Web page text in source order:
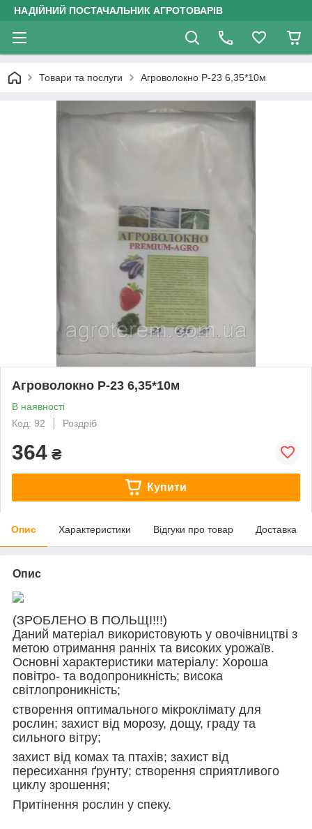
НАДІЙНИЙ ПОСТАЧАЛЬНИК АГРОТОВАРІВ
Товари та послуги Агроволокно P-23 6,35*10м
Агроволокно P-23 6,35*10м
В наявності
Код: 92
Роздріб
364 ₴
Купити
Опис Характеристики Відгуки про товар Доставка
Опис
(ЗРОБЛЕНО В ПОЛЬЩІ!!!)
Даний матеріал використовують у овочівництві з
метою отримання ранніх та високих урожаїв.
Основні характеристики матеріалу: Хороша
повітро- та водопроникність; висока
світлопроникність;
створення оптимального мікроклімату для
рослин; захист від морозу, дощу, граду та
сильного вітру;
захист від комах та птахів; захист від
пересихання ґрунту; створення сприятливого
циклу зрошення;
Притінення рослин у спеку.